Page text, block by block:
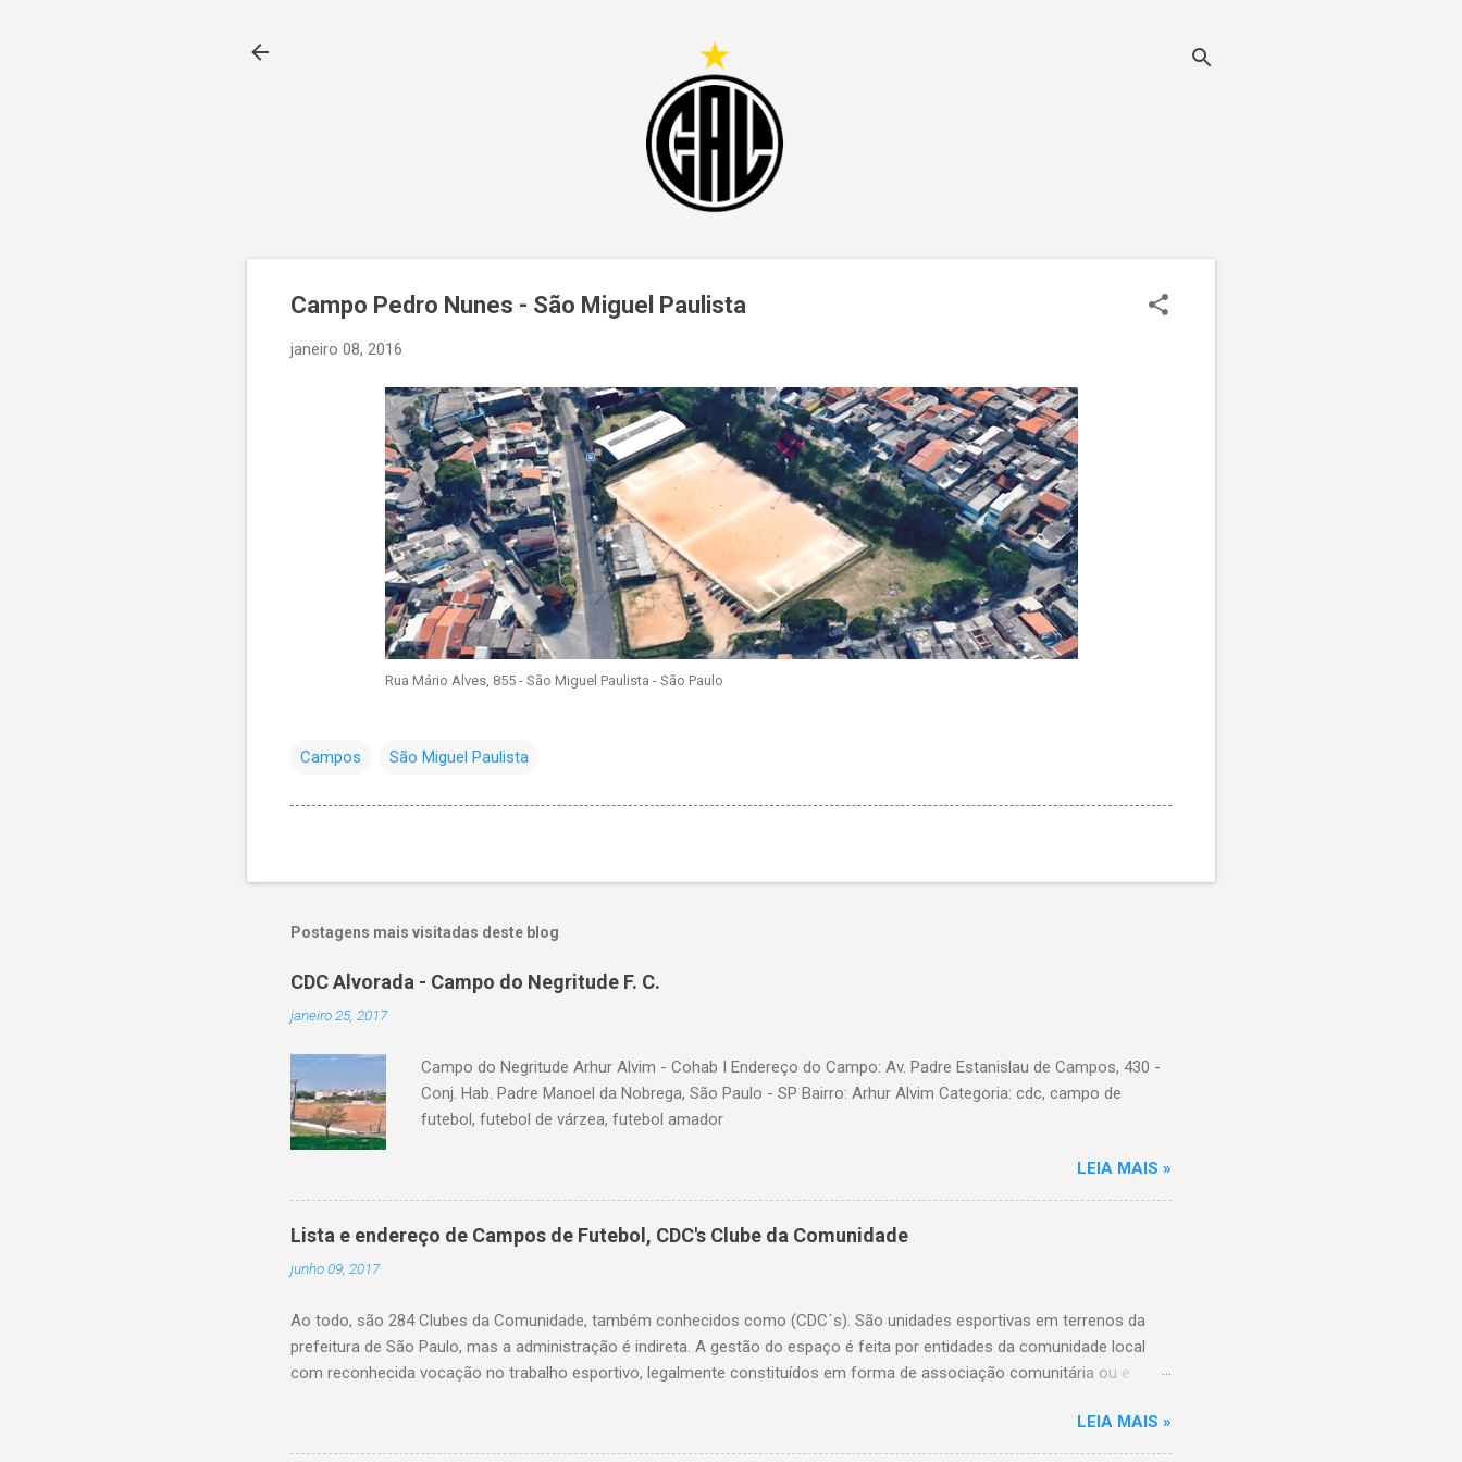
Campo Pedro Nunes - São Miguel Paulista
janeiro 08, 2016
Rua Mário Alves, 855 - São Miguel Paulista - São Paulo
Campos São Miguel Paulista
Postagens mais visitadas deste blog
CDC Alvorada - Campo do Negritude F. C.
janeiro 25, 2017
Campo do Negritude Arhur Alvim - Cohab I Endereço do Campo: Av. Padre Estanislau de Campos, 430 -
Conj. Hab. Padre Manoel da Nobrega, São Paulo - SP Bairro: Arhur Alvim Categoria: cdc, campo de
futebol, futebol de várzea, futebol amador
LEIA MAIS »
Lista e endereço de Campos de Futebol, CDC's Clube da Comunidade
junho 09, 2017
Ao todo, são 284 Clubes da Comunidade, também conhecidos como (CDC´s). São unidades esportivas em terrenos da
prefeitura de São Paulo, mas a administração é indireta. A gestão do espaço é feita por entidades da comunidade local
com reconhecida vocação no trabalho esportivo, legalmente constituídos em forma de associação comunitária ou e
farão esta gestão, fiscaliza o uso, implementa políticas públicas e insere atividades no calendário destes espaços, além
de realizar reformas e intervenções na estrutura física quando necessário. Lista dos Clubes da Comunidade de São Paulo,
LEIA MAIS »